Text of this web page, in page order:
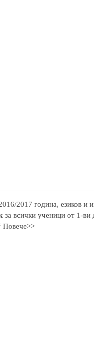
2017 година, езиков и
за всички ученици от 1-
Повече>>